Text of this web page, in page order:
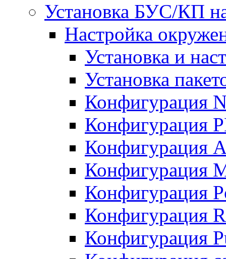
Установка БУС/КП
Настройка
Установка и
Установка
Конфигурация
Конфигурация
Конфигурация
Конфигурация
Конфигурация
Конфигурация
Конфигурация